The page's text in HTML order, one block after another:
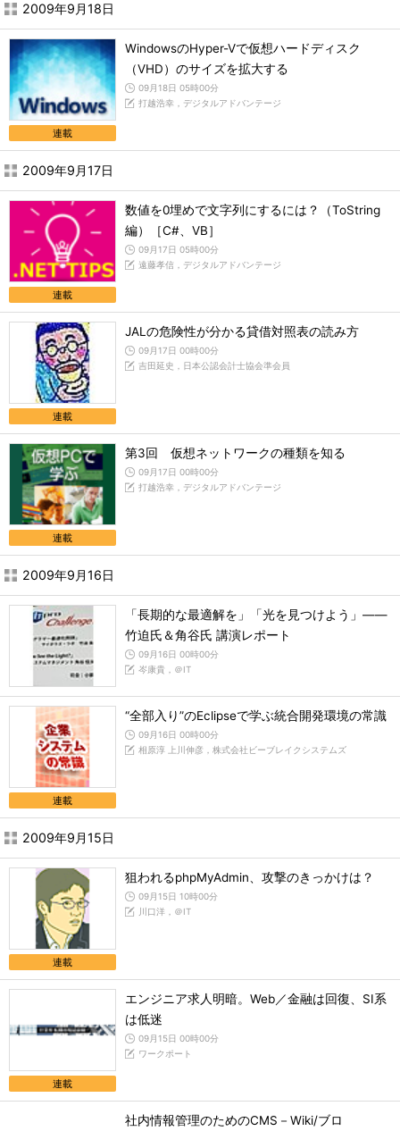
2009年9月18日
連載
WindowsのHyper-Vで仮想ハードディスク
（VHD）のサイズを拡大する
09月18日 05時00分
打越浩幸，デジタルアドバンテージ
2009年9月17日
連載
数値を0埋めで文字列にするには？（ToString
編）［C#、VB］
09月17日 05時00分
遠藤孝信，デジタルアドバンテージ
連載
JALの危険性が分かる貸借対照表の読み方
09月17日 00時00分
吉田延史，日本公認会計士協会準会員
連載
第3回 仮想ネットワークの種類を知る
09月17日 00時00分
打越浩幸，デジタルアドバンテージ
2009年9月16日
「長期的な最適解を」「光を見つけよう」――
竹迫氏＆角谷氏 講演レポート
09月16日 00時00分
岑康貴，＠IT
連載
“全部入り”のEclipseで学ぶ統合開発環境の常識
09月16日 00時00分
相原淳 上川伸彦，株式会社ビーブレイクシステムズ
2009年9月15日
連載
狙われるphpMyAdmin、攻撃のきっかけは？
09月15日 10時00分
川口洋，＠IT
連載
エンジニア求人明暗。Web／金融は回復、SI系
は低迷
09月15日 00時00分
ワークポート
社内情報管理のためのCMS－Wiki/ブロ